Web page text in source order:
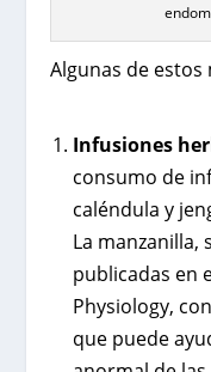
Algunas de
Infusiones
consumo de
caléndula y
La manzanilla,
publicadas en
Physiology,
que puede